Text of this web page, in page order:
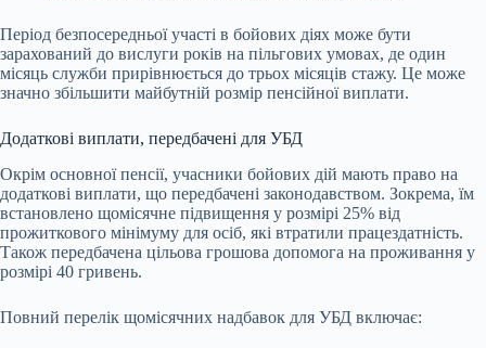
Період безпосередньої участі в бойових діях може бути
зарахований до вислуги років на пільгових умовах, де один
місяць служби прирівнюється до трьох місяців стажу. Це може
значно збільшити майбутній розмір пенсійної виплати.
Додаткові виплати, передбачені для УБД
Окрім основної пенсії, учасники бойових дій мають право на
додаткові виплати, що передбачені законодавством. Зокрема, їм
встановлено щомісячне підвищення у розмірі 25% від
прожиткового мінімуму для осіб, які втратили працездатність.
Також передбачена цільова грошова допомога на проживання у
розмірі 40 гривень.
Повний перелік щомісячних надбавок для УБД включає: